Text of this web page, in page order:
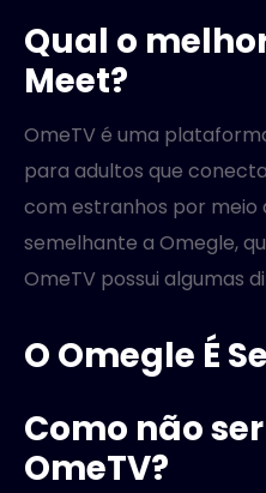
Qual o
Meet?
OmeTV é uma
para adultos que
com estranhos por meio
semelhante a Omegle,
OmeTV possui algumas
O Omegle É
Como não
OmeTV?